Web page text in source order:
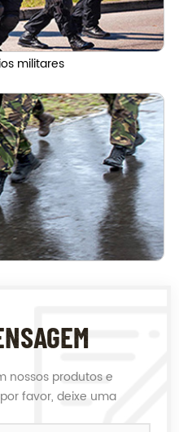
militares
nossos produtos e
favor, deixe uma